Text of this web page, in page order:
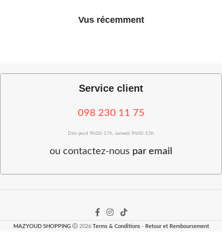
Vus récemment
Service client
098 230 11 75
Dim-jeud 9h00-17h, samedi 9h00-13h
ou contactez-nous par email
MAZYOUD SHOPPING 2026 Terms & Conditions - Retour et Remboursement